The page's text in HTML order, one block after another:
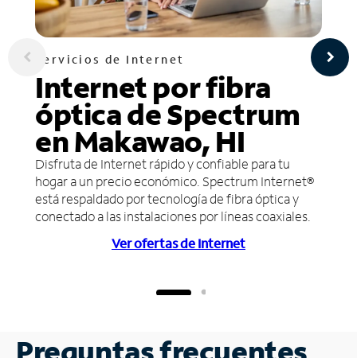
Servicios de Internet
Internet por fibra
óptica de Spectrum
en Makawao, HI
Disfruta de Internet rápido y confiable para tu
hogar a un precio económico. Spectrum Internet®
está respaldado por tecnología de fibra óptica y
conectado a las instalaciones por líneas coaxiales.
Ver ofertas de Internet